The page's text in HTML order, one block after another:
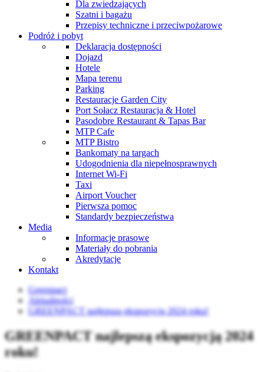
Dla zwiedzających
Szatni i bagażu
Przepisy techniczne i przeciwpożarowe
Podróż i pobyt
Deklaracja dostępności
Dojazd
Hotele
Mapa terenu
Parking
Restauracje Garden City
Port Sołacz Restauracja & Hotel
Pasodobre Restaurant & Tapas Bar
MTP Cafe
MTP Bistro
Bankomaty na targach
Udogodnienia dla niepełnosprawnych
Internet Wi-Fi
Taxi
Airport Voucher
Pierwsza pomoc
Standardy bezpieczeństwa
Media
Informacje prasowe
Materiały do pobrania
Akredytacje
Kontakt
Greenpact
Aktualności
GREENPACT najlepszą ekspozycją 2024 roku!
GREENPACT najlepszą ekspozycją 2024
roku!